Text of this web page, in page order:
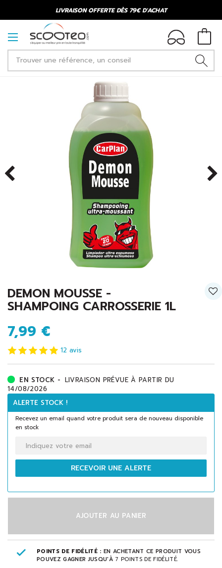
LIVRAISON OFFERTE DÈS 79€ D'ACHAT
DEMON MOUSSE -
SHAMPOING CARROSSERIE 1L
7,99 €
12 avis
EN STOCK - LIVRAISON PRÉVUE À PARTIR DU
14/08/2026
ALERTE STOCK !
Recevez un email quand votre produit sera de nouveau disponible
en stock
RECEVOIR UNE ALERTE
AJOUTER AU PANIER
POINTS DE FIDÉLITÉ : EN ACHETANT CE PRODUIT VOUS
POUVEZ GAGNER JUSQU'À 7 POINTS DE FIDÉLITÉ.